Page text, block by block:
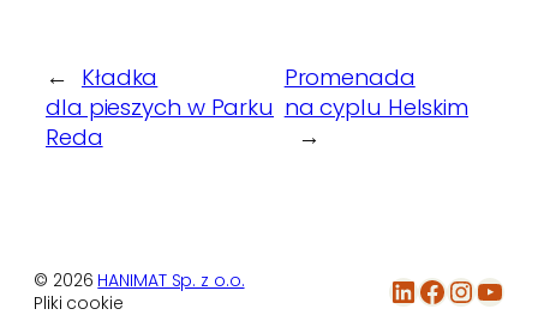
← Kładka
dla pieszych w Parku
Reda
Promenada
na cyplu Helskim
→
© 2026 HANIMAT Sp. z o.o.
Pliki cookie
LinkedIn Facebook InstagramYouTube